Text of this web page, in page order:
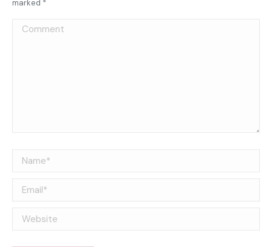
marked *
Comment
Name *
Email *
Website